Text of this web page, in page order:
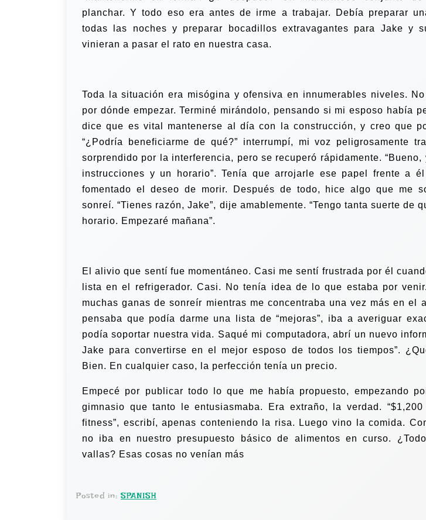
planchar. Y todo eso era antes de irme a trabajar. Debía preparar
todas las noches y preparar bocadillos extravagantes para Jake y
vinieran a pasar el rato en nuestra casa.
Toda la situación era misógina y ofensiva en innumerables niveles.
por dónde empezar. Terminé mirándolo, pensando si mi esposo había
dice que es vital mantenerse al día con la construcción, y creo que
“¿Podría beneficiarme de qué?” interrumpí, mi voz peligrosamente
sorprendido por la interferencia, pero se recuperó rápidamente.
instrucciones y un horario”. Tenía que arrojarle ese papel frente a
fomentado el deseo de morir. Después de todo, hice algo que me
sonreí. “Tienes razón, Jake”, dije amablemente. “Tengo tanta suerte de
horario. Empezaré mañana”.
El alivio que sentí fue momentáneo. Casi me sentí frustrada por él
lista en el refrigerador. Casi. No tenía idea de lo que estaba por
muchas ganas de sonreír mientras me concentraba una vez más en el
pensaba que podía darme una lista de “mejoras”, iba a averiguar
podía soportar nuestra vida. Saqué mi computadora, abrí un nuevo
Jake para convertirse en el mejor esposo de todos los tiempos”.
Bien. En cualquier caso, la perfección tenía un precio.
Empecé por publicar todo lo que me había propuesto, empezando
gimnasio que tanto le entusiasmaba. Era extraño, la verdad.
fitness”, escribí, apenas conteniendo la risa. Luego vino la comida.
no iba en nuestro presupuesto básico de alimentos en curso.
vallas? Esas cosas no venían más
Posted in:SPANISH